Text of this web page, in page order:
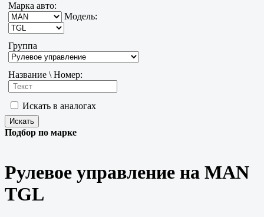
Марка авто:
Модель:
Группа
Название \ Номер:
Искать в аналогах
Подбор по марке
Рулевое управление на MAN
TGL